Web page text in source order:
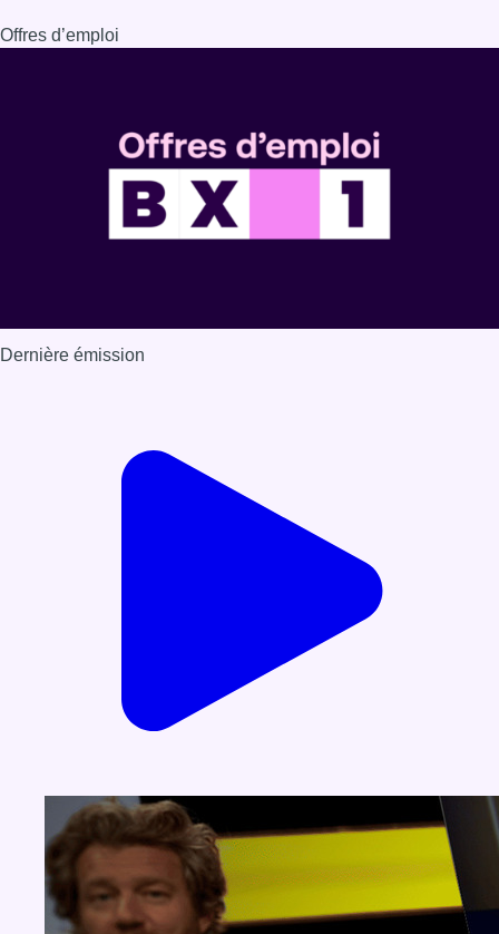
Offres d’emploi
Dernière émission